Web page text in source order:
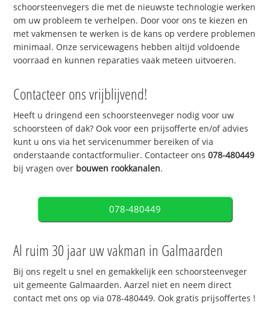
schoorsteenvegers die met de nieuwste technologie werken
om uw probleem te verhelpen. Door voor ons te kiezen en
met vakmensen te werken is de kans op verdere problemen
minimaal. Onze servicewagens hebben altijd voldoende
voorraad en kunnen reparaties vaak meteen uitvoeren.
Contacteer ons vrijblijvend!
Heeft u dringend een schoorsteenveger nodig voor uw
schoorsteen of dak? Ook voor een prijsofferte en/of advies
kunt u ons via het servicenummer bereiken of via
onderstaande contactformulier. Contacteer ons078-480449
bij vragen over bouwen rookkanalen.
078-480449
Al ruim 30 jaar uw vakman in Galmaarden
Bij ons regelt u snel en gemakkelijk een schoorsteenveger
uit gemeente Galmaarden. Aarzel niet en neem direct
contact met ons op via 078-480449. Ook gratis prijsoffertes !